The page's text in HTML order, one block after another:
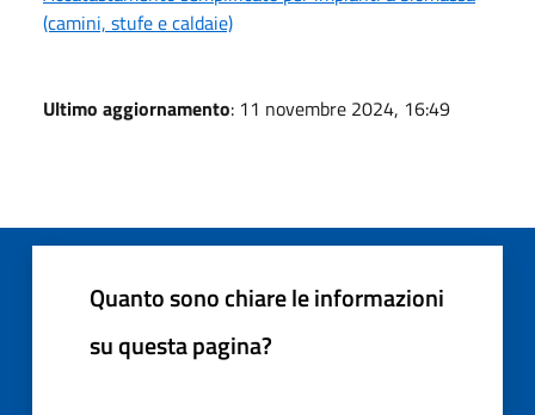
(camini, stufe e caldaie)
Ultimo aggiornamento: 11 novembre 2024, 16:49
Quanto sono chiare le informazioni
su questa pagina?